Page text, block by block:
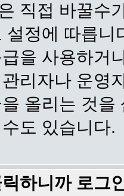
직접 바꿀수
설정에 따릅
을 사용하거
리자나 운영
올리는 것
도 있습니다.
하니까 로그